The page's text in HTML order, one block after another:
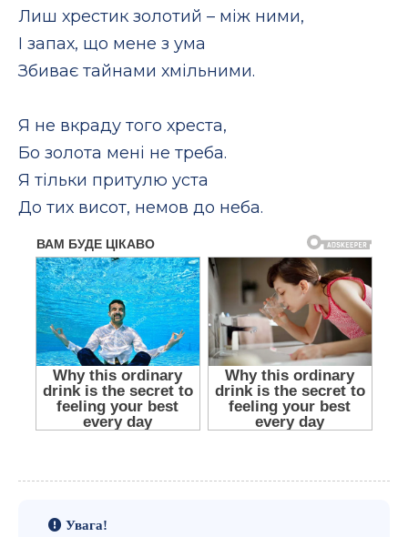
Лиш хрестик золотий – між ними,
І запах, що мене з ума
Збиває тайнами хмільними.
Я не вкраду того хреста,
Бо золота мені не треба.
Я тільки притулю уста
До тих висот, немов до неба.
Увага!